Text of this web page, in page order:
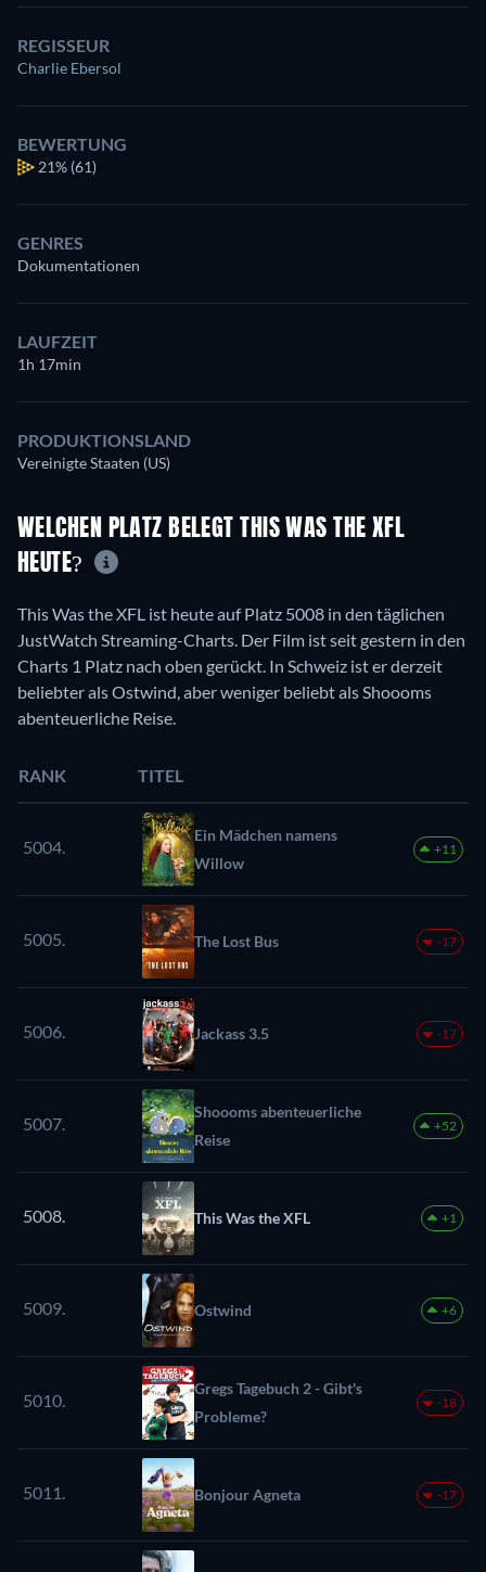
REGISSEUR
Charlie Ebersol
BEWERTUNG
21% (61)
GENRES
Dokumentationen
LAUFZEIT
1h 17min
PRODUKTIONSLAND
Vereinigte Staaten (US)
WELCHEN PLATZ BELEGT THIS WAS THE XFL
HEUTE?
This Was the XFL ist heute auf Platz 5008 in den täglichen
JustWatch Streaming-Charts. Der Film ist seit gestern in den
Charts 1 Platz nach oben gerückt. In Schweiz ist er derzeit
beliebter als Ostwind, aber weniger beliebt als Shoooms
abenteuerliche Reise.
RANK TITEL
5004.
Ein Mädchen namens
Willow
+11
5005. The Lost Bus -17
5006. Jackass 3.5 -17
5007.
Shoooms abenteuerliche
Reise
+52
5008. This Was the XFL +1
5009. Ostwind +6
5010.
Gregs Tagebuch 2 - Gibt's
Probleme?
-18
5011. Bonjour Agneta -17